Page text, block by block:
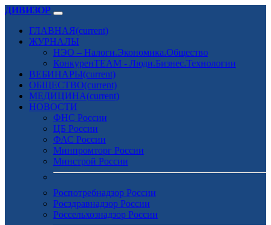
ДИВИЗОР
ГЛАВНАЯ(current)
ЖУРНАЛЫ
НЭО – Налоги.Экономика.Общество
КонкуренTEAM - Люди.Бизнес.Технологии
ВЕБИНАРЫ(current)
ОБЩЕСТВО(current)
МЕДИЦИНА(current)
НОВОСТИ
ФНС России
ЦБ России
ФАС России
Минпромторг России
Минстрой России
Роспотребнадзор России
Росздравнадзор России
Россельхознадзор России